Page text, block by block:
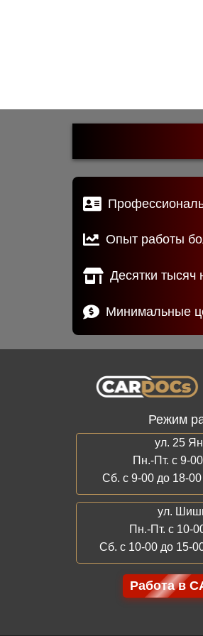
Опыт работы
Десятки тысяч
Минимальные
Режим
ул. 25
Пн.-Пт. с 9-
Сб. с 9-00 до 18-
ул.
Пн.-Пт. с 10-
Сб. с 10-00 до 15-
Работа в